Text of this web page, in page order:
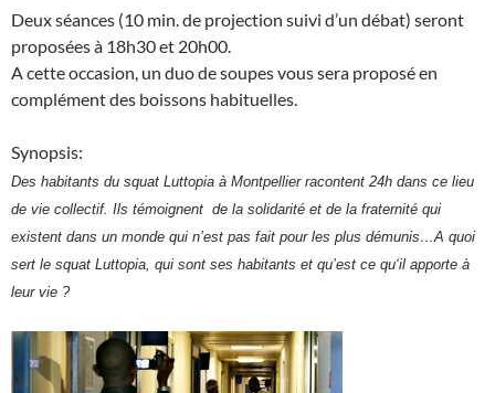
Deux séances (10 min. de projection suivi d’un débat) seront
proposées à 18h30 et 20h00.
A cette occasion, un duo de soupes vous sera proposé en
complément des boissons habituelles.
Synopsis:
Des habitants du squat Luttopia à Montpellier racontent 24h dans ce lieu
de vie collectif. Ils témoignent de la solidarité et de la fraternité qui
existent dans un monde qui n’est pas fait pour les plus démunis…A quoi
sert le squat Luttopia, qui sont ses habitants et qu’est ce qu‘il apporte à
leur vie ?